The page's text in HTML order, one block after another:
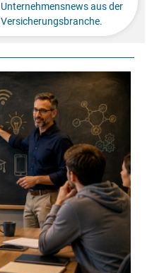
Unternehmensnews aus der
Versicherungsbranche.